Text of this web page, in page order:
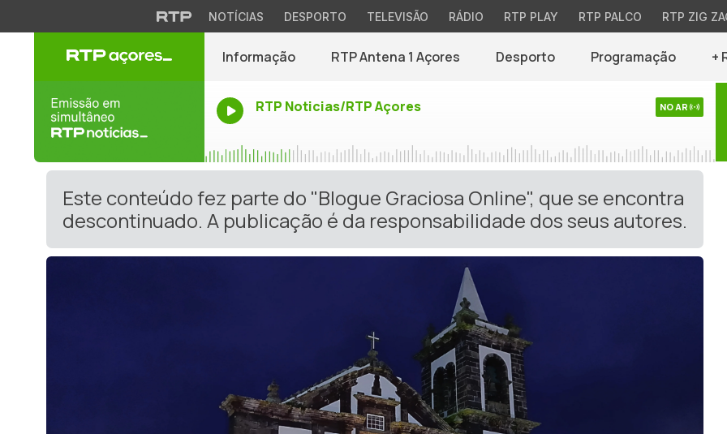
NOTÍCIAS DESPORTO TELEVISÃO RÁDIO RTP PLAY RTP PALCO RTP ZIG
Informação RTP Antena 1 Açores Desporto Programação +
RTP Noticias/RTP Açores NO AR
Este conteúdo fez parte do "Blogue Graciosa Online", que se encontra
descontinuado. A publicação é da responsabilidade dos seus autores.